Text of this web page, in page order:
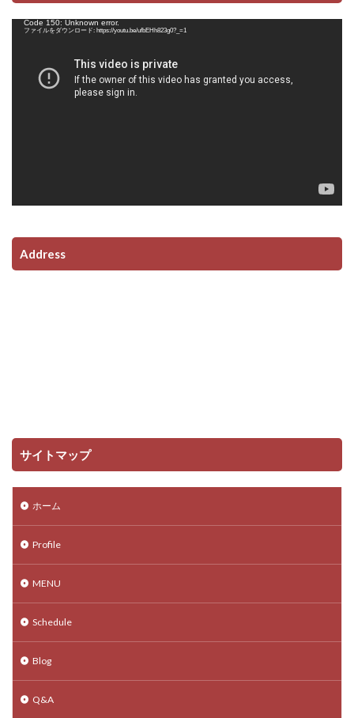
動 Code 150: Unknown error.
ファイルをダウンロード: https://youtu.be/ufbEHh823g0?_=1
Address
サイトマップ
ホーム
Profile
MENU
Schedule
Blog
Q&A